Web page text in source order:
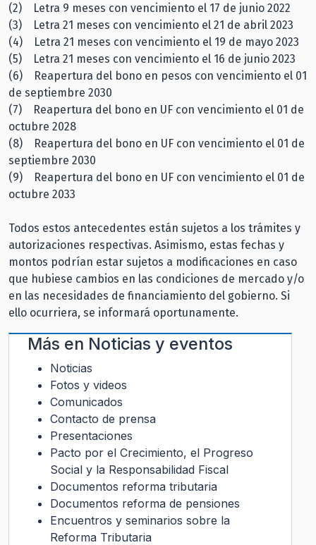
(2) Letra 9 meses con vencimiento el 17 de junio 2022
(3) Letra 21 meses con vencimiento el 21 de abril 2023
(4) Letra 21 meses con vencimiento el 19 de mayo 2023
(5) Letra 21 meses con vencimiento el 16 de junio 2023
(6) Reapertura del bono en pesos con vencimiento el 01
de septiembre 2030
(7) Reapertura del bono en UF con vencimiento el 01 de
octubre 2028
(8) Reapertura del bono en UF con vencimiento el 01 de
septiembre 2030
(9) Reapertura del bono en UF con vencimiento el 01 de
octubre 2033
Todos estos antecedentes están sujetos a los trámites y
autorizaciones respectivas. Asimismo, estas fechas y
montos podrían estar sujetos a modificaciones en caso
que hubiese cambios en las condiciones de mercado y/o
en las necesidades de financiamiento del gobierno. Si
ello ocurriera, se informará oportunamente.
Más en Noticias y eventos
Noticias
Fotos y videos
Comunicados
Contacto de prensa
Presentaciones
Pacto por el Crecimiento, el Progreso
Social y la Responsabilidad Fiscal
Documentos reforma tributaria
Documentos reforma de pensiones
Encuentros y seminarios sobre la
Reforma Tributaria